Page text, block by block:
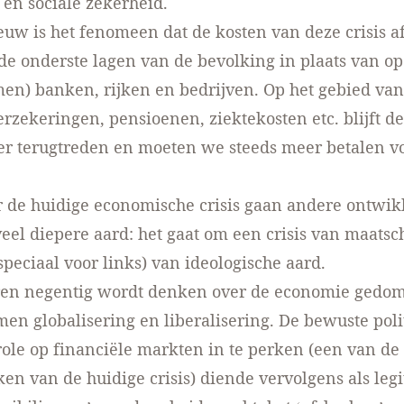
is het fenomeen dat de kosten van deze crisis
onderste lagen van de bevolking in plaats van
banken, rijken en bedrijven. Op het gebied van
pensioenen, ziektekosten etc. blijft
terugtreden en moeten we steeds meer betalen
de huidige economische crisis gaan andere
diepere aard: het gaat om een crisis van
voor links) van ideologische aard.
negentig wordt denken over de economie
globalisering en liberalisering. De bewuste
op financiële markten in te perken (een van de
van de huidige crisis) diende vervolgens als